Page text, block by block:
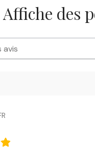
Affiche des